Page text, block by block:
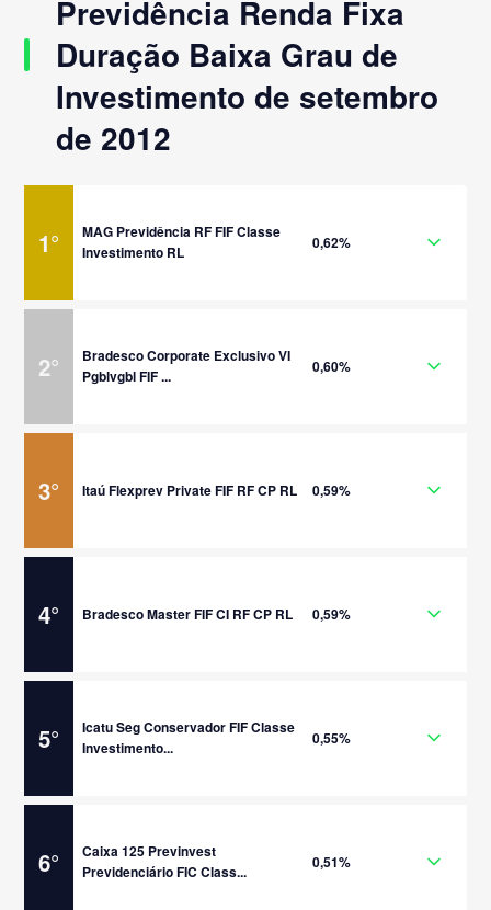
Previdência Renda Fixa
Duração Baixa Grau de
Investimento de setembro
de 2012
1°
MAG Previdência RF FIF Classe
Investimento RL
0,62%
2°
Bradesco Corporate Exclusivo VI
Pgblvgbl FIF ...
0,60%
3° Itaú Flexprev Private FIF RF CP RL 0,59%
4° Bradesco Master FIF CI RF CP RL 0,59%
5°
Icatu Seg Conservador FIF Classe
Investimento...
0,55%
6°
Caixa 125 Previnvest
Previdenciário FIC Class...
0,51%